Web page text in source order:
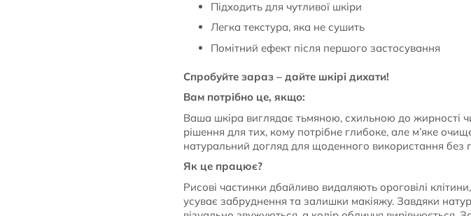
Підходить для чутливої шкіри
Легка текстура, яка не сушить
Помітний ефект після першого застосування
Спробуйте зараз – дайте шкірі дихати!
Вам потрібно це, якщо:
Ваша шкіра виглядає тьмяною, схильною до жирності
рішення для тих, кому потрібне глибоке, але м’яке
натуральний догляд для щоденного використання без
Як це працює?
Рисові частинки дбайливо видаляють ороговілі
усуває забруднення та залишки макіяжу. Завдяки